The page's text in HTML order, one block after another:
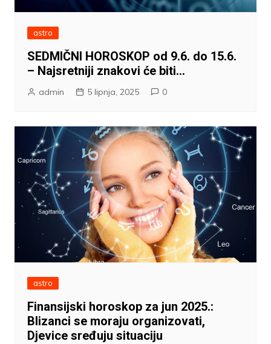
astro
SEDMIČNI HOROSKOP od 9.6. do 15.6.
– Najsretniji znakovi će biti…
admin 5 lipnja, 2025 0
astro
Finansijski horoskop za jun 2025.:
Blizanci se moraju organizovati,
Djevice sređuju situaciju